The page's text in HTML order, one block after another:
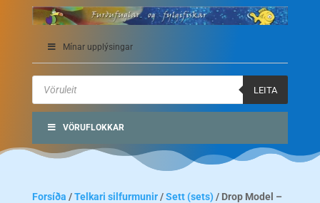
Mínar upplýsingar
Products
search
LEITA
VÖRUFLOKKAR
Forsíða /Telkari silfurmunir/Sett (sets) / Drop Model –